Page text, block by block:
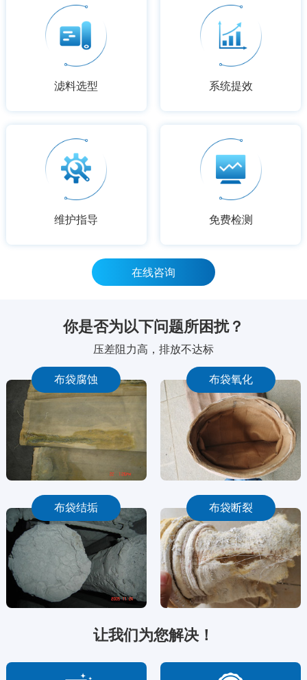
滤料选型 系统提效
维护指导 免费检测
在线咨询
你是否为以下问题所困扰？
压差阻力高，排放不达标
布袋腐蚀 布袋氧化
布袋结垢 布袋断裂
让我们为您解决！